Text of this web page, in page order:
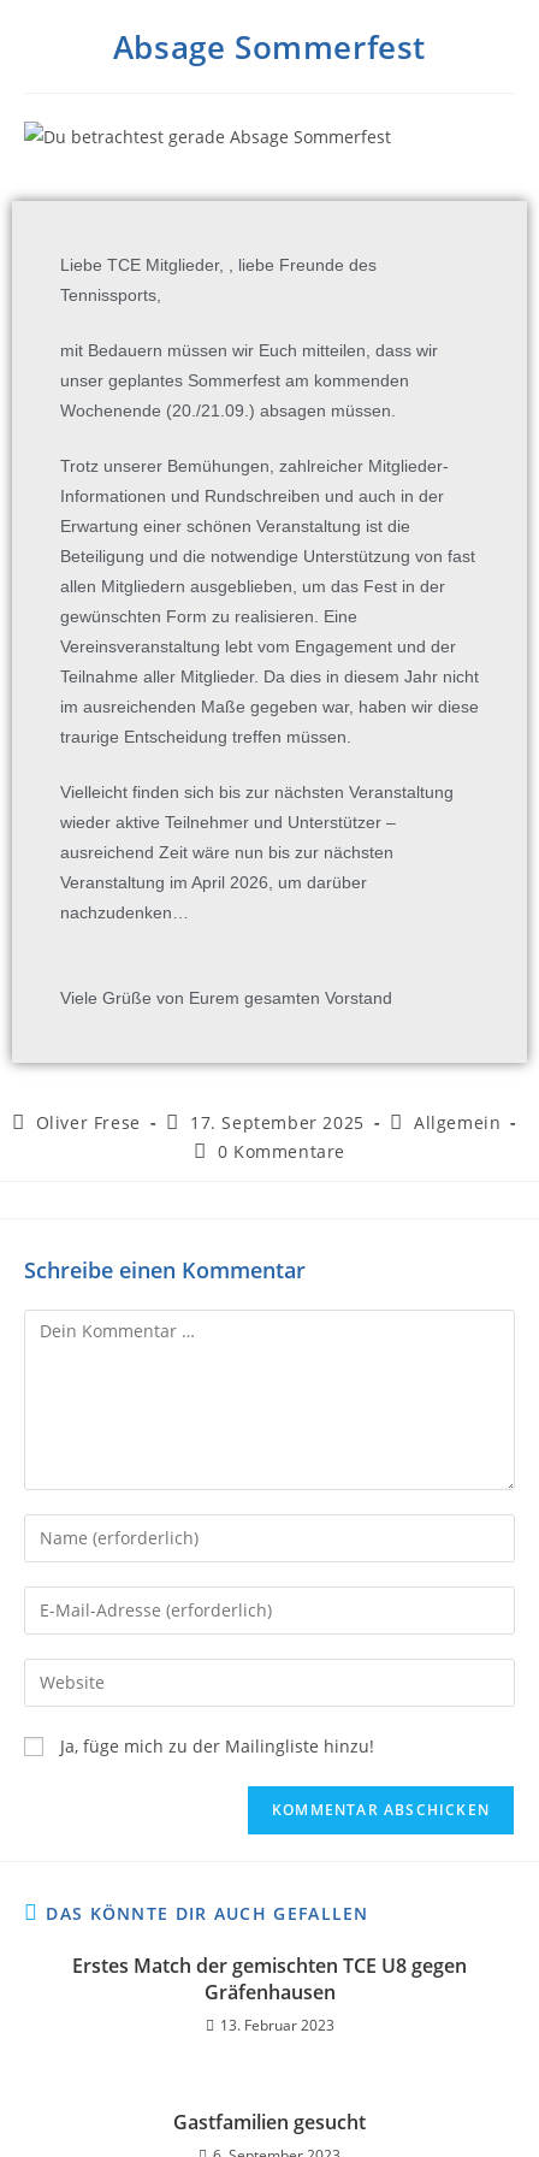
Absage Sommerfest
Liebe TCE Mitglieder, , liebe Freunde des
Tennissports,
mit Bedauern müssen wir Euch mitteilen, dass wir
unser geplantes Sommerfest am kommenden
Wochenende (20./21.09.) absagen müssen.
Trotz unserer Bemühungen, zahlreicher Mitglieder-
Informationen und Rundschreiben und auch in der
Erwartung einer schönen Veranstaltung ist die
Beteiligung und die notwendige Unterstützung von fast
allen Mitgliedern ausgeblieben, um das Fest in der
gewünschten Form zu realisieren. Eine
Vereinsveranstaltung lebt vom Engagement und der
Teilnahme aller Mitglieder. Da dies in diesem Jahr nicht
im ausreichenden Maße gegeben war, haben wir diese
traurige Entscheidung treffen müssen.
Vielleicht finden sich bis zur nächsten Veranstaltung
wieder aktive Teilnehmer und Unterstützer –
ausreichend Zeit wäre nun bis zur nächsten
Veranstaltung im April 2026, um darüber
nachzudenken…
Viele Grüße von Eurem gesamten Vorstand
Oliver Frese 17. September 2025
Allgemein
0 Kommentare
Schreibe einen Kommentar
Ja, füge mich zu der Mailingliste hinzu!
DAS KÖNNTE DIR AUCH GEFALLEN
Erstes Match der gemischten TCE U8 gegen
Gräfenhausen
13. Februar 2023
Gastfamilien gesucht